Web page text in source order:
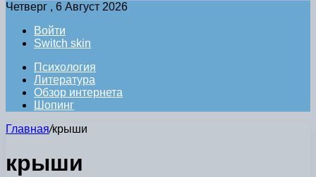
Четверг , 6 Август 2026
Войти
Switch skin
Психология
Литература
Обзор интернета
Шопинг
Главная/крыши
крыши